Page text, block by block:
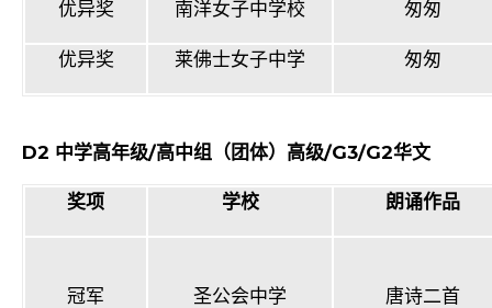
优异奖 南洋女子中学校 匆匆
优异奖 莱佛士女子中学 匆匆
D2 中学高年级/高中组（团体）高级/G3/G2华文
奖项 学校 朗诵作品
冠军 圣公会中学 唐诗二首